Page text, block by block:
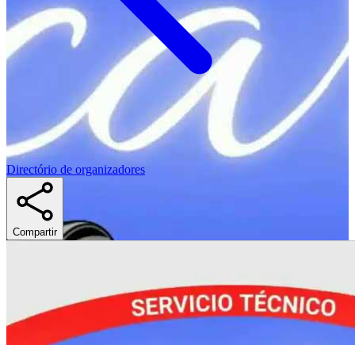
Directório de organizadores
Compartir